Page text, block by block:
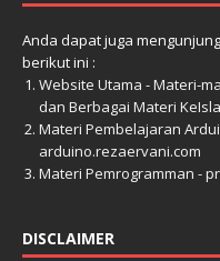
Anda dapat juga
berikut ini :
Website Utama - Materi-
dan Berbagai Materi
Materi Pembelajaran
arduino.rezaervani.com
Materi Pemrogramman -
DISCLAIMER